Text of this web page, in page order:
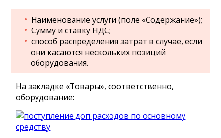
Наименование услуги (поле «Содержание»);
Сумму и ставку НДС;
способ распределения затрат в случае, если
они касаются нескольких позиций
оборудования.
На закладке «Товары», соответственно,
оборудование: